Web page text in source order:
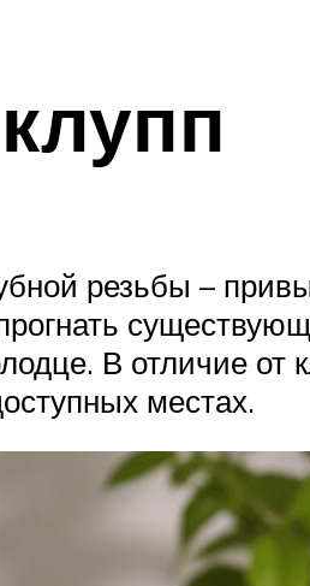
резьбы –
В отличие от
местах.